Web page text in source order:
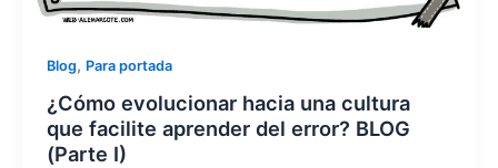
Blog, Para portada
¿Cómo evolucionar hacia una cultura
que facilite aprender del error? BLOG
(Parte I)